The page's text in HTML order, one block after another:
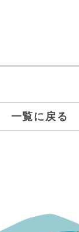
一覧に戻る